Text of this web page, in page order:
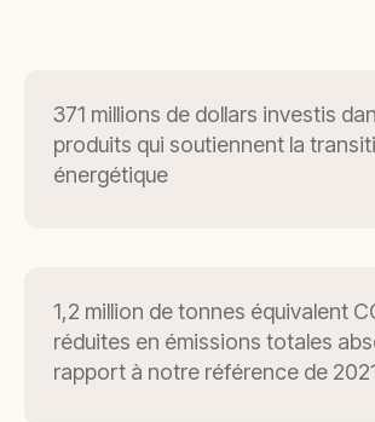
371 millions de dollars investis
produits qui soutiennent la
énergétique
1,2 million de tonnes équivalent
réduites en émissions totales
rapport à notre référence de